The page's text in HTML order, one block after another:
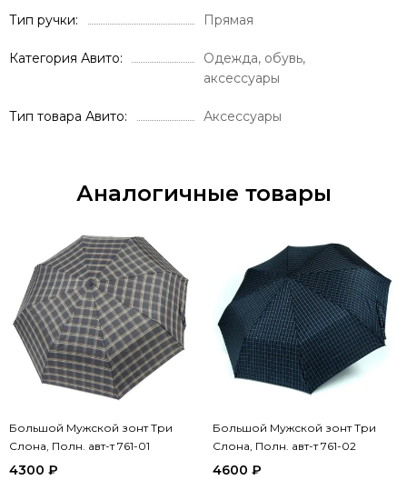
Тип ручки Прямая
Категория Авито
Одежда, обувь,
аксессуары
Тип товара Авито Аксессуары
Аналогичные товары
Большой Мужской зонт Три
Слона, Полн. авт-т 761-01
4300 ₽
Большой Мужской зонт Три
Слона, Полн. авт-т 761-02
4600 ₽